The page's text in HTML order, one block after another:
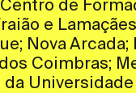
de
e
Nova
Coimbras;